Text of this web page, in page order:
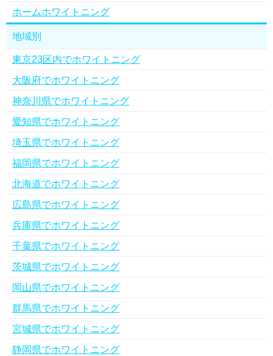
ホームホワイトニング
地域別
東京23区内でホワイトニング
大阪府でホワイトニング
神奈川県でホワイトニング
愛知県でホワイトニング
埼玉県でホワイトニング
福岡県でホワイトニング
北海道でホワイトニング
広島県でホワイトニング
兵庫県でホワイトニング
千葉県でホワイトニング
茨城県でホワイトニング
岡山県でホワイトニング
群馬県でホワイトニング
宮城県でホワイトニング
静岡県でホワイトニング